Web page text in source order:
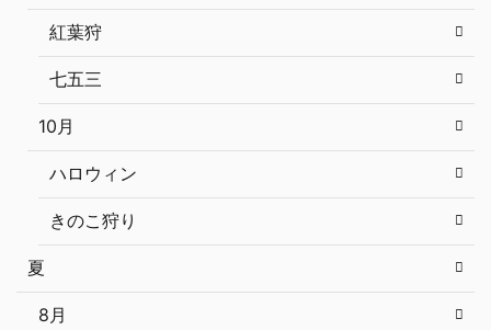
紅葉狩
七五三
10月
ハロウィン
きのこ狩り
夏
8月